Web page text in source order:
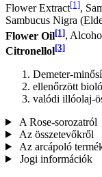
Flower Extract[1],
Sambucus Nigra
Flower Oil[1],
Citronellol[3]
Demeter-
ellenőrzött
valódi illóolaj-
A Rose-sorozatról
Az összetevőkről
Az arcápoló
Jogi információk